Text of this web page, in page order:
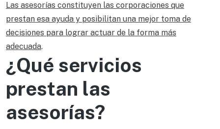
Las asesorías constituyen las corporaciones que
prestan esa ayuda y posibilitan una mejor toma de
decisiones para lograr actuar de la forma más
adecuada.
¿Qué servicios
prestan las
asesorías?